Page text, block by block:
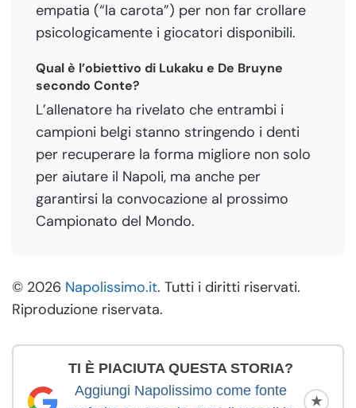
empatia (“la carota”) per non far crollare
psicologicamente i giocatori disponibili.
Qual è l’obiettivo di Lukaku e De Bruyne
secondo Conte?
L’allenatore ha rivelato che entrambi i
campioni belgi stanno stringendo i denti
per recuperare la forma migliore non solo
per aiutare il Napoli, ma anche per
garantirsi la convocazione al prossimo
Campionato del Mondo.
© 2026 Napolissimo.it. Tutti i diritti riservati.
Riproduzione riservata.
TI È PIACIUTA QUESTA STORIA?
Aggiungi Napolissimo come fonte
★